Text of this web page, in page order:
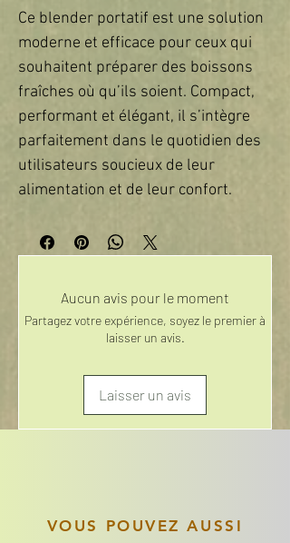
Ce blender portatif est une solution
moderne et efficace pour ceux qui
souhaitent préparer des boissons
fraîches où qu’ils soient. Compact,
performant et élégant, il s’intègre
parfaitement dans le quotidien des
utilisateurs soucieux de leur
alimentation et de leur confort.
Aucun avis pour le moment
Partagez votre expérience, soyez le premier à
laisser un avis.
Laisser un avis
VOUS POUVEZ AUSSI